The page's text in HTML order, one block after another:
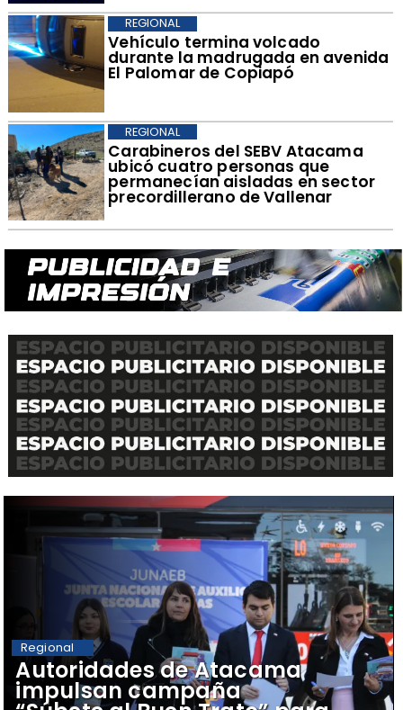
Vehículo termina volcado
durante la madrugada en avenida
El Palomar de Copiapó
REGIONAL
Carabineros del SEBV Atacama
ubicó cuatro personas que
permanecían aisladas en sector
precordillerano de Vallenar
REGIONAL
Autoridades de Atacama
impulsan campaña
Regional